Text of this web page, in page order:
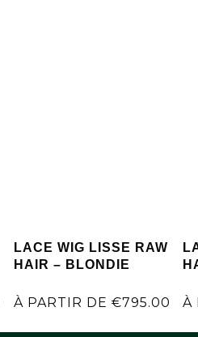
LACE WIG LISSE RAW
HAIR – BLONDIE
À PARTIR DE €795.00 À